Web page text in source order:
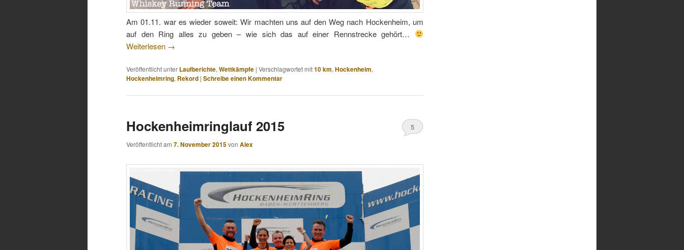
Am 01.11. war es wieder soweit: Wir machten uns auf den Weg nach Hockenheim, um
auf den Ring alles zu geben – wie sich das auf einer Rennstrecke gehört…
Weiterlesen →
Veröffentlicht unter Laufberichte, Wettkämpfe | Verschlagwortet mit10 km, Hockenheim,
Hockenheimring, Rekord | Schreibe einen Kommentar
Hockenheimringlauf 2015
Veröffentlicht am 7. November 2015von Alex
5